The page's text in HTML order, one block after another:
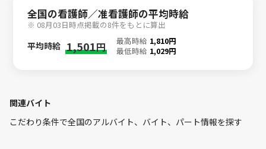
全国の看護師／准看護師の平均時給
※ 08月03日時点掲載の8件をもとに算出
平均時給 1,501円 最高時給 1,810円
最低時給 1,029円
関連バイト
こだわり条件で全国のアルバイト、バイト、パート情報を探す